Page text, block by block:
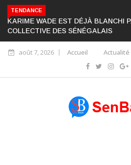
TENDANCE
KARIME WADE EST DÉJÀ BLANCHI
COLLECTIVE DES SÉNÉGALAIS
août 7, 2026 Accueil Actualité